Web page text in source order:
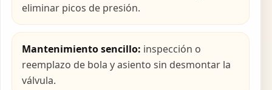
eliminar picos de presión.
Mantenimiento sencillo: inspección o
reemplazo de bola y asiento sin desmontar la
válvula.